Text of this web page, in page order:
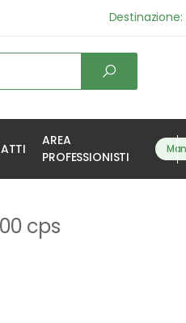
Destinazione:
AREA
PROFESSIONISTI
cps